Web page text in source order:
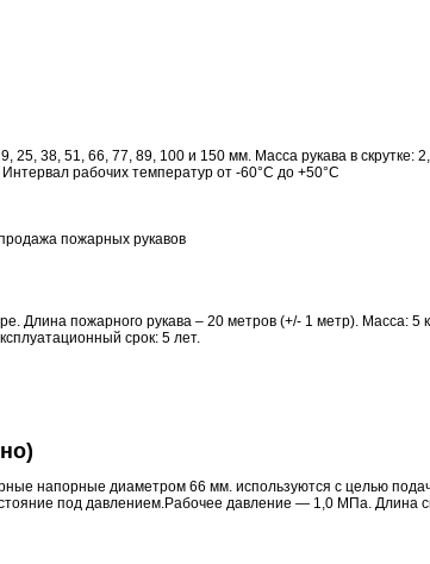
25, 38, 51, 66, 77, 89, 100 и 150 мм. Масса рукава в скрутке:
рабочих температур от -60°С до +50°С
Длина пожарного рукава – 20 метров (+/- 1 метр). Масса: 5
срок: 5 лет.
напорные диаметром 66 мм. используются с целью
под давлением.Рабочее давление — 1,0 МПа. Длина